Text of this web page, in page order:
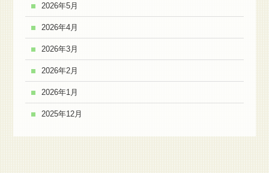
2026年5月
2026年4月
2026年3月
2026年2月
2026年1月
2025年12月